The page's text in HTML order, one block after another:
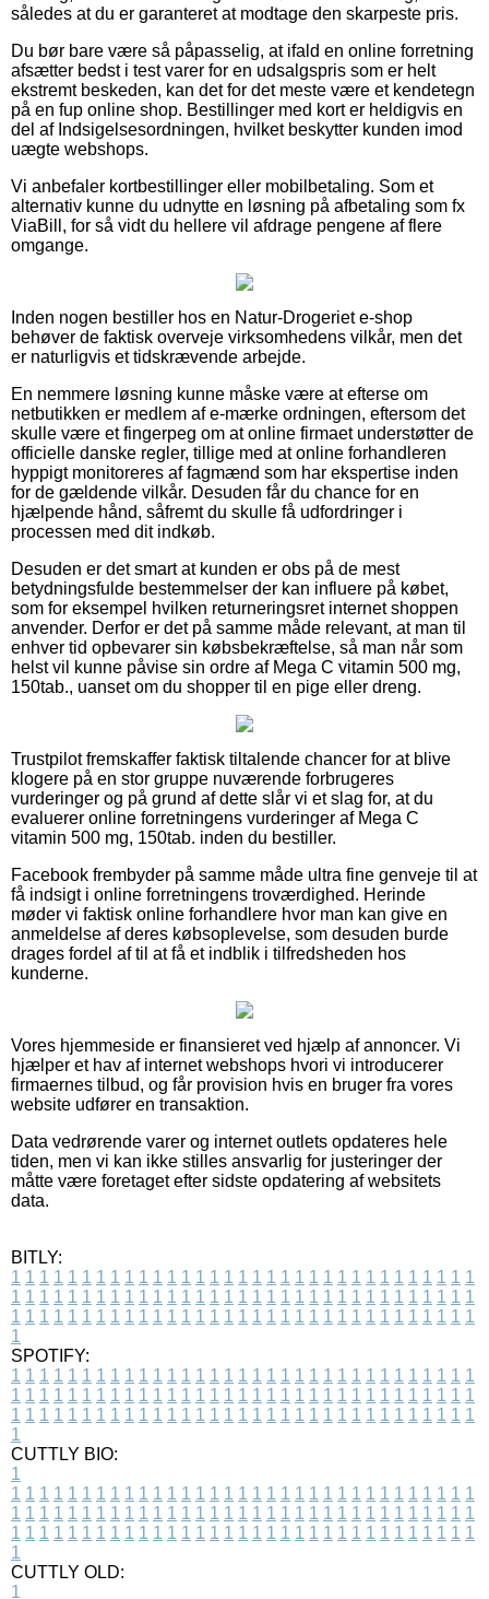
således at du er garanteret at modtage den skarpeste pris.
Du bør bare være så påpasselig, at ifald en online forretning
afsætter bedst i test varer for en udsalgspris som er helt
ekstremt beskeden, kan det for det meste være et kendetegn
på en fup online shop. Bestillinger med kort er heldigvis en
del af Indsigelsesordningen, hvilket beskytter kunden imod
uægte webshops.
Vi anbefaler kortbestillinger eller mobilbetaling. Som et
alternativ kunne du udnytte en løsning på afbetaling som fx
ViaBill, for så vidt du hellere vil afdrage pengene af flere
omgange.
Inden nogen bestiller hos en Natur-Drogeriet e-shop
behøver de faktisk overveje virksomhedens vilkår, men det
er naturligvis et tidskrævende arbejde.
En nemmere løsning kunne måske være at efterse om
netbutikken er medlem af e-mærke ordningen, eftersom det
skulle være et fingerpeg om at online firmaet understøtter de
officielle danske regler, tillige med at online forhandleren
hyppigt monitoreres af fagmænd som har ekspertise inden
for de gældende vilkår. Desuden får du chance for en
hjælpende hånd, såfremt du skulle få udfordringer i
processen med dit indkøb.
Desuden er det smart at kunden er obs på de mest
betydningsfulde bestemmelser der kan influere på købet,
som for eksempel hvilken returneringsret internet shoppen
anvender. Derfor er det på samme måde relevant, at man til
enhver tid opbevarer sin købsbekræftelse, så man når som
helst vil kunne påvise sin ordre af Mega C vitamin 500 mg,
150tab., uanset om du shopper til en pige eller dreng.
Trustpilot fremskaffer faktisk tiltalende chancer for at blive
klogere på en stor gruppe nuværende forbrugeres
vurderinger og på grund af dette slår vi et slag for, at du
evaluerer online forretningens vurderinger af Mega C
vitamin 500 mg, 150tab. inden du bestiller.
Facebook frembyder på samme måde ultra fine genveje til at
få indsigt i online forretningens troværdighed. Herinde
møder vi faktisk online forhandlere hvor man kan give en
anmeldelse af deres købsoplevelse, som desuden burde
drages fordel af til at få et indblik i tilfredsheden hos
kunderne.
Vores hjemmeside er finansieret ved hjælp af annoncer. Vi
hjælper et hav af internet webshops hvori vi introducerer
firmaernes tilbud, og får provision hvis en bruger fra vores
website udfører en transaktion.
Data vedrørende varer og internet outlets opdateres hele
tiden, men vi kan ikke stilles ansvarlig for justeringer der
måtte være foretaget efter sidste opdatering af websitets
data.
BITLY:
1 1 1 1 1 1 1 1 1 1 1 1 1 1 1 1 1 1 1 1 1 1 1 1 1 1 1 1 1 1 1 1 1
1 1 1 1 1 1 1 1 1 1 1 1 1 1 1 1 1 1 1 1 1 1 1 1 1 1 1 1 1 1 1 1 1
1 1 1 1 1 1 1 1 1 1 1 1 1 1 1 1 1 1 1 1 1 1 1 1 1 1 1 1 1 1 1 1 1
1
SPOTIFY:
1 1 1 1 1 1 1 1 1 1 1 1 1 1 1 1 1 1 1 1 1 1 1 1 1 1 1 1 1 1 1 1 1
1 1 1 1 1 1 1 1 1 1 1 1 1 1 1 1 1 1 1 1 1 1 1 1 1 1 1 1 1 1 1 1 1
1 1 1 1 1 1 1 1 1 1 1 1 1 1 1 1 1 1 1 1 1 1 1 1 1 1 1 1 1 1 1 1 1
1
CUTTLY BIO:
1
1 1 1 1 1 1 1 1 1 1 1 1 1 1 1 1 1 1 1 1 1 1 1 1 1 1 1 1 1 1 1 1 1
1 1 1 1 1 1 1 1 1 1 1 1 1 1 1 1 1 1 1 1 1 1 1 1 1 1 1 1 1 1 1 1 1
1 1 1 1 1 1 1 1 1 1 1 1 1 1 1 1 1 1 1 1 1 1 1 1 1 1 1 1 1 1 1 1 1
1
CUTTLY OLD:
1